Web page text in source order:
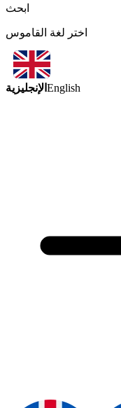
ابحث
اختر لغة القاموس
الإنجليزية English